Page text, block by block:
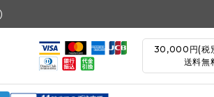
30,000円(税
送料無